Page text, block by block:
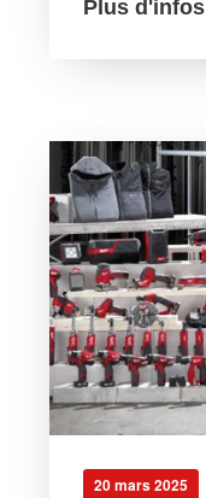
Plus d'infos
20 mars 2025